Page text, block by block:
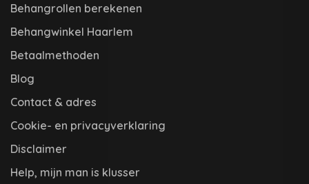
Behangrollen berekenen
Behangwinkel Haarlem
Betaalmethoden
Blog
Contact & adres
Cookie- en privacyverklaring
Disclaimer
Help, mijn man is klusser